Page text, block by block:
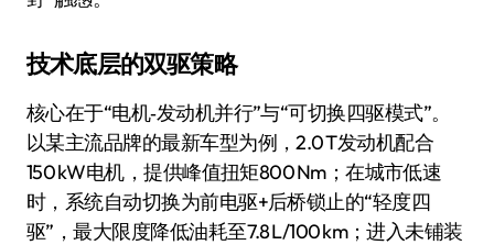
技术底层的双驱策略
核心在于“电机‑发动机并行”与“可切换四驱模式”。
以某主流品牌的最新车型为例，2.0 T发动机配合
150 kW电机，提供峰值扭矩800 Nm；在城市低速
时，系统自动切换为前电驱+后桥锁止的“轻度四
驱”，最大限度降低油耗至7.8 L/100 km；进入未铺装